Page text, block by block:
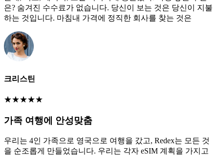
은? 숨겨진 수수료가 없습니다. 당신이 보는 것은 당신이 지불
하는 것입니다. 마침내 가격에 정직한 회사를 찾는 것은
크리스틴
★★★★★
가족 여행에 안성맞춤
우리는 4인 가족으로 영국으로 여행을 갔고, Redex는 모든 것
을 순조롭게 만들었습니다. 우리는 각자 eSIM 계획을 가지고